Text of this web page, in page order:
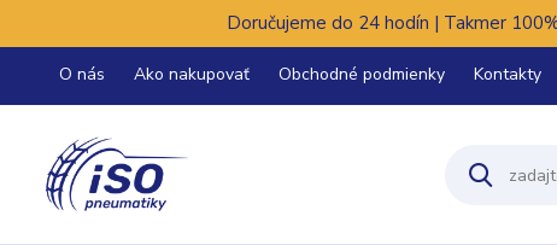
Doručujeme do 24 hodín | Takmer
O nás Ako nakupovať Obchodné podmienky Kontakty